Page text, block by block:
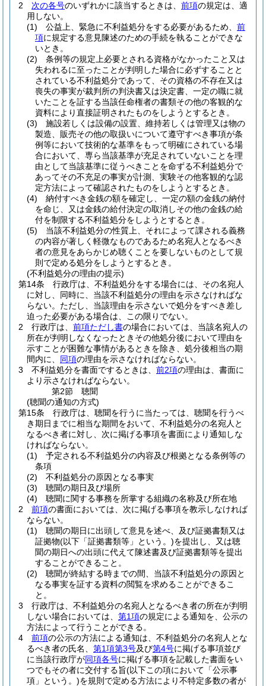
2
次の各号のいずれかに該当するときは、 前項の規定は、適
用しない。
(1)
公益上、緊急に不利益処分をする必要があるため、 前
項に規定する意見陳述のための手続を執ることができな
いとき。
(2)
条例等の規定上必要とされる資格がなかったこと又は
失われるに至ったことが判明した場合に必ずすることと
されている不利益処分であって、その資格の不存在又は
喪失の事実が裁判所の判決書又は決定書、一定の職に就
いたことを証する当該任命権者の書類その他の客観的な
資料により直接証明されたものをしようとするとき。
(3)
施設若しくは設備の設置、維持若しくは管理又は物の
製造、販売その他の取扱いについて遵守すべき事項が条
例等において技術的な基準をもって明確にされている場
合において、専ら当該基準が充足されていないことを理
由として当該基準に従うべきことを命ずる不利益処分で
あってその不充足の事実が計測、実験その他客観的な認
定方法によって確認されたものをしようとするとき。
(4)
納付すべき金銭の額を確定し、一定の額の金銭の納付
を命じ、又は金銭の給付決定の取消しその他の金銭の給
付を制限する不利益処分をしようとするとき。
(5)
当該不利益処分の性質上、それによって課される義務
の内容が著しく軽微なものであるため名宛人となるべき
者の意見をあらかじめ聴くことを要しないものとして規
則で定める処分をしようとするとき。
(不利益処分の理由の提示)
第14条
行政庁は、不利益処分をする場合には、その名宛人
に対し、同時に、当該不利益処分の理由を示さなければな
らない。 ただし、当該理由を示さないで処分をすべき差し
迫った必要がある場合は、この限りでない。
2
行政庁は、 前項ただし書の場合においては、当該名宛人の
所在が判明しなくなったときその他処分後において理由を
示すことが困難な事情があるときを除き、処分後相当の期
間内に、 同項の理由を示さなければならない。
3
不利益処分を書面でするときは、 前2項の理由は、書面に
より示さなければならない。
第2節
聴聞
(聴聞の通知の方式)
第15条
行政庁は、聴聞を行うに当たっては、聴聞を行うべ
き期日までに相当な期間をおいて、不利益処分の名宛人と
なるべき者に対し、次に掲げる事項を書面により通知しな
ければならない。
(1)
予定される不利益処分の内容及び根拠となる条例等の
条項
(2)
不利益処分の原因となる事実
(3)
聴聞の期日及び場所
(4)
聴聞に関する事務を所掌する組織の名称及び所在地
2
前項の書面においては、次に掲げる事項を教示しなければ
ならない。
(1)
聴聞の期日に出頭して意見を述べ、及び証拠書類又は
証拠物(以下「証拠書類等」という。)を提出し、又は聴
聞の期日への出頭に代えて陳述書及び証拠書類等を提出
することができること。
(2)
聴聞が終結する時までの間、当該不利益処分の原因と
なる事実を証する資料の閲覧を求めることができるこ
と。
3
行政庁は、不利益処分の名宛人となるべき者の所在が判明
しない場合においては、 第1項の規定による通知を、公示の
方法によって行うことができる。
4
前項の公示の方法による通知は、不利益処分の名宛人とな
るべき者の氏名、 第1項第3号及び第4号に掲げる事項並び
に当該行政庁が同項各号に掲げる事項を記載した書面をい
つでもその者に交付する旨(以下この項において「公示事
項」という。)を規則で定める方法により不特定多数の者が